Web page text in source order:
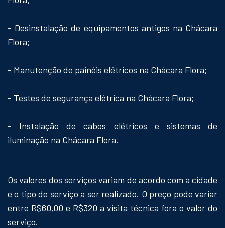
- Desinstalação de equipamentos antigos na Chácara
Flora;
- Manutenção de painéis elétricos na Chácara Flora;
- Testes de segurança elétrica na Chácara Flora;
- Instalação de cabos elétricos e sistemas de
iluminação na Chácara Flora.
Os valores dos serviços variam de acordo com a cidade
e o tipo de serviço a ser realizado. O preço pode variar
entre R$60,00 e R$320 a visita técnica fora o valor do
serviço.